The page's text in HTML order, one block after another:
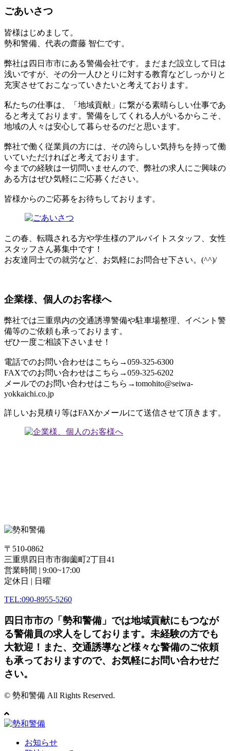
ごあいさつ
皆様はじめまして。
勢和警備、代表の齋藤 智仁です。
弊社は四日市市にある警備会社です。まだまだ設立して日は
浅いですが、その分一人ひとりに対する教育などしっかりと
充実させておこなっていきたいと考えております。
私たちの仕事は、「地域貢献」に繋がる素晴らしい仕事であ
ると考えております。警備をしてくれる人がいるからこそ、
地域の人々は安心して暮らせるのだと思います。
弊社で働く従業員の方には、その誇らしい気持ちを持って働
いていただければと考えております。
今までの経験は一切問いませんので、弊社の求人にご興味の
ある方はぜひ気軽にご応募ください。
皆様からのご応募をお待ちしております。
この春、転職される方や学生様のアルバイトスタッフ、女性
スタッフさん募集中です！
お友達同士での就労など、お気軽にお問合せ下さい。(^^)/
企業様、個人のお客様へ
弊社では三重県内の交通誘導警備や駐車場整理、イベント警
備等のご依頼も承っております。
ぜひ一度ご相談下さいませ！
電話でのお問い合わせはこちら→059-325-6300
FAXでのお問い合わせはこちら→059-325-6202
メールでのお問い合わせはこちら→tomohito@seiwa-
yokkaichi.co.jp
詳しいお見積り等はFAXかメールにて送信させて頂きます。
〒510-0862
三重県四日市市御薗町2丁目41
営業時間 | 9:00~17:00
定休日 | 日曜
TEL:090-8955-5260
四日市市の「勢和警備」では地域貢献にもつなが
る警備員の求人をしております。未経験の方でも
大歓迎！また、交通誘導など様々な警備のご依頼
も承っておりますので、お気軽にお問い合わせだ
さい。
© 勢和警備 All Rights Reserved.
お知らせ